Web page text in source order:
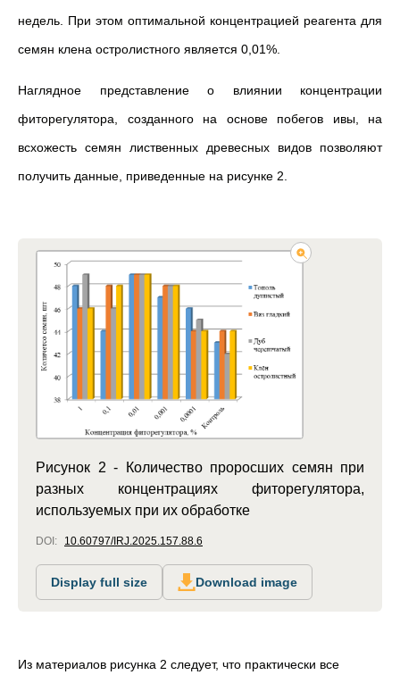
недель. При этом оптимальной концентрацией реагента для
семян клена остролистного является 0,01%.
Наглядное представление о влиянии концентрации
фиторегулятора, созданного на основе побегов ивы, на
всхожесть семян лиственных древесных видов позволяют
получить данные, приведенные на рисунке 2.
Рисунок 2 - Количество проросших семян при
разных концентрациях фиторегулятора,
используемых при их обработке
DOI: 10.60797/IRJ.2025.157.88.6
Display full size Download image
Из материалов рисунка 2 следует, что практически все